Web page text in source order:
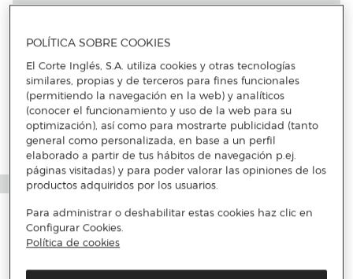
POLÍTICA SOBRE COOKIES
El Corte Inglés, S.A. utiliza cookies y otras tecnologías
similares, propias y de terceros para fines funcionales
(permitiendo la navegación en la web) y analíticos
(conocer el funcionamiento y uso de la web para su
optimización), así como para mostrarte publicidad (tanto
general como personalizada, en base a un perfil
elaborado a partir de tus hábitos de navegación p.ej.
páginas visitadas) y para poder valorar las opiniones de los
productos adquiridos por los usuarios.
Para administrar o deshabilitar estas cookies haz clic en
Configurar Cookies.
Política de cookies